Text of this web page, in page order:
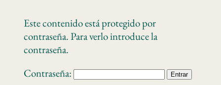
Este contenido está protegido por
contraseña. Para verlo introduce la
contraseña.
Contraseña: